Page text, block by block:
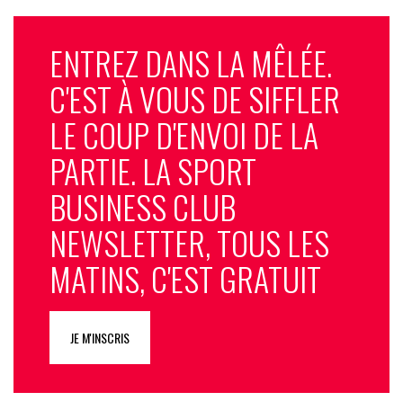
ENTREZ DANS LA MÊLÉE.
C'EST À VOUS DE SIFFLER
LE COUP D'ENVOI DE LA
PARTIE. LA SPORT
BUSINESS CLUB
NEWSLETTER, TOUS LES
MATINS, C'EST GRATUIT
JE M'INSCRIS